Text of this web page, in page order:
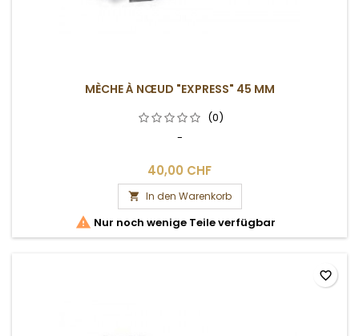
MÈCHE À NŒUD "EXPRESS" 45 MM
(0)
-
40,00 CHF
 In den Warenkorb
 Nur noch wenige Teile verfügbar
favorite_border